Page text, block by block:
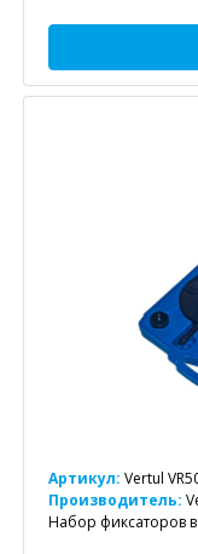
Артикул: Vertul
Производитель:
Набор фиксаторов